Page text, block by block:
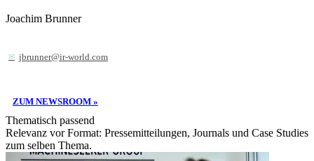
Joachim Brunner
jbrunner@ir-world.com
ZUM NEWSROOM »
Thematisch passend
Relevanz vor Format: Pressemitteilungen, Journals und Case Studies
zum selben Thema.